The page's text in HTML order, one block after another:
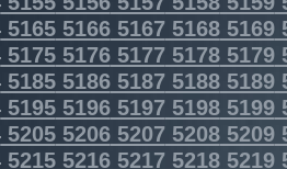
51655166516751685169
51755176517751785179
51855186518751885189
519551965197 51985199
520552065207 52085209
52155216521752185219